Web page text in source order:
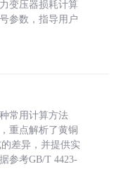
变压器损耗计算
参数，指导用户
常用计算方法
重点解析了黄铜
差异，并提供实
参考GB/T 4423-